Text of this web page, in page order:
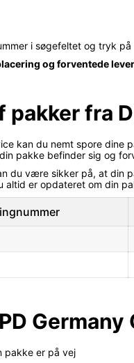
i søgefeltet og tryk på
og forventede
pakker fra
kan du nemt spore dine
pakke befinder sig og
du være sikker på, at din
altid er opdateret om din
pakke er på vej